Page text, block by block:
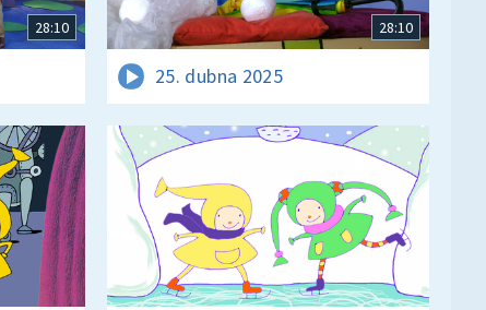
28:10 28:10
25. dubna 2025